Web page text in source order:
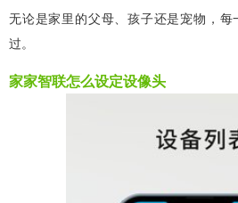
无论是家里的父母、孩子还是宠物，
过。
家家智联怎么设定设像头